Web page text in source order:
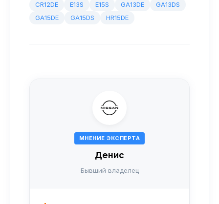
CR12DE E13S E15S GA13DE
GA13DS
GA15DE
GA15DS HR15DE
МНЕНИЕ ЭКСПЕРТА
Денис
Бывший владелец